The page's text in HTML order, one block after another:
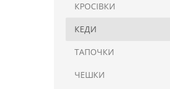
КРОСІВКИ
КЕДИ
ТАПОЧКИ
ЧЕШКИ